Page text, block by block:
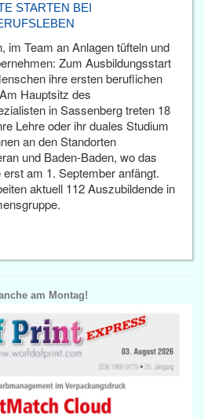
STARTEN BEI
im Team an Anlagen tüfteln und
Zum Ausbildungsstart
ihre ersten beruflichen
Hauptsitz des
in Sassenberg treten 18
Lehre oder ihr duales Studium
an den Standorten
und Baden-Baden, wo das
am 1. September anfängt.
aktuell 112 Auszubildende in
am Montag!